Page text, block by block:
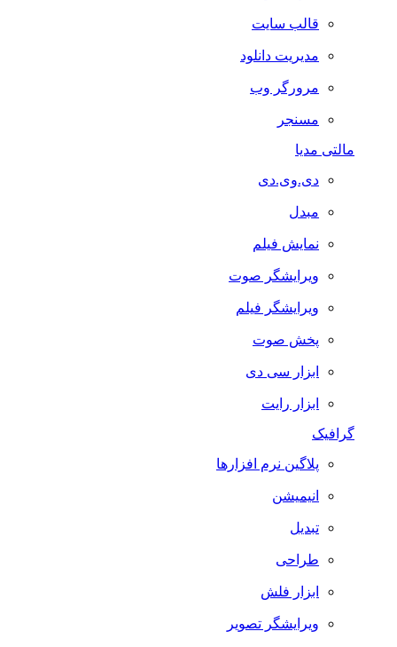
قالب سایت
مدیریت دانلود
مرورگر وب
مسنجر
مالتی مدیا
دی.وی.دی
مبدل
نمایش فیلم
ویرایشگر صوت
ویرایشگر فیلم
پخش صوت
ابزار سی دی
ابزار رایت
گرافیک
پلاگین نرم افزارها
انیمیشن
تبدیل
طراحی
ابزار فلش
ویرایشگر تصویر